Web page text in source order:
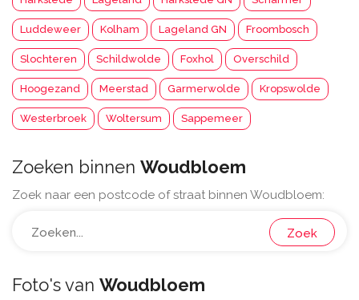
Luddeweer Kolham Lageland GN Froombosch
Slochteren Schildwolde Foxhol Overschild
Hoogezand Meerstad Garmerwolde Kropswolde
Westerbroek Woltersum Sappemeer
Zoeken binnen Woudbloem
Zoek naar een postcode of straat binnen Woudbloem:
Zoek
Foto's van Woudbloem